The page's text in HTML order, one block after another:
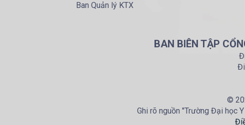
Ban Quản lý KTX
BAN BIÊN TẬP
©
Ghi rõ nguồn "Trường Đại học